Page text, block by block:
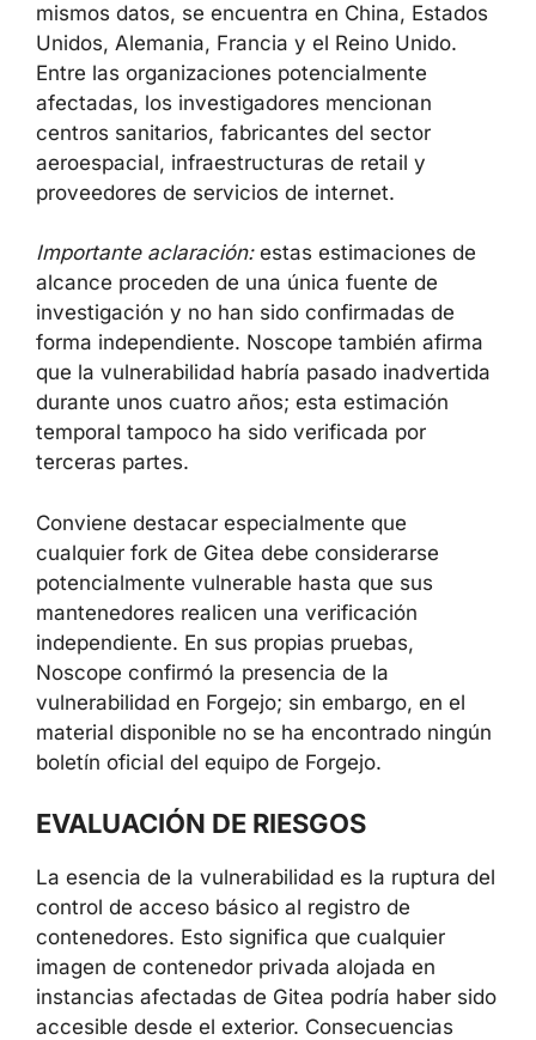
mismos datos, se encuentra en China, Estados
Unidos, Alemania, Francia y el Reino Unido.
Entre las organizaciones potencialmente
afectadas, los investigadores mencionan
centros sanitarios, fabricantes del sector
aeroespacial, infraestructuras de retail y
proveedores de servicios de internet.
Importante aclaración:estas estimaciones de
alcance proceden de una única fuente de
investigación y no han sido confirmadas de
forma independiente. Noscope también afirma
que la vulnerabilidad habría pasado inadvertida
durante unos cuatro años; esta estimación
temporal tampoco ha sido verificada por
terceras partes.
Conviene destacar especialmente que
cualquier fork de Gitea debe considerarse
potencialmente vulnerable hasta que sus
mantenedores realicen una verificación
independiente. En sus propias pruebas,
Noscope confirmó la presencia de la
vulnerabilidad en Forgejo; sin embargo, en el
material disponible no se ha encontrado ningún
boletín oficial del equipo de Forgejo.
EVALUACIÓN DE RIESGOS
La esencia de la vulnerabilidad es la ruptura del
control de acceso básico al registro de
contenedores. Esto significa que cualquier
imagen de contenedor privada alojada en
instancias afectadas de Gitea podría haber sido
accesible desde el exterior. Consecuencias